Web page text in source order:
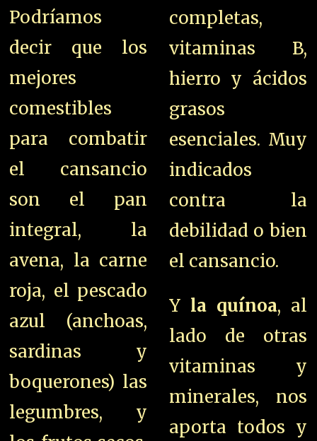
Podríamos
decir que los
mejores
comestibles
para combatir
el cansancio
son el pan
integral, la
avena, la carne
roja, el pescado
azul (anchoas,
sardinas y
boquerones) las
legumbres, y
completas,
vitaminas B,
hierro y ácidos
grasos
esenciales. Muy
indicados
contra la
debilidad o bien
el cansancio.
Y la quínoa, al
lado de otras
vitaminas y
minerales, nos
aporta todos y